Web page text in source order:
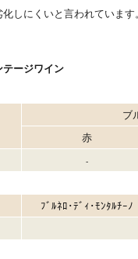
しにくいと言われています
ージワイン
ブ
赤
-
ﾌﾞﾙﾈﾛ･ﾃﾞｨ･ﾓﾝﾀﾙﾁｰﾉ